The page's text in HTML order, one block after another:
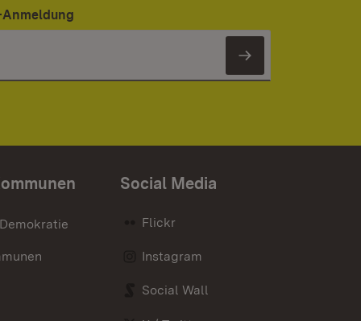
Newsletter
Social Media
Flickr
Instagram
Social Wall